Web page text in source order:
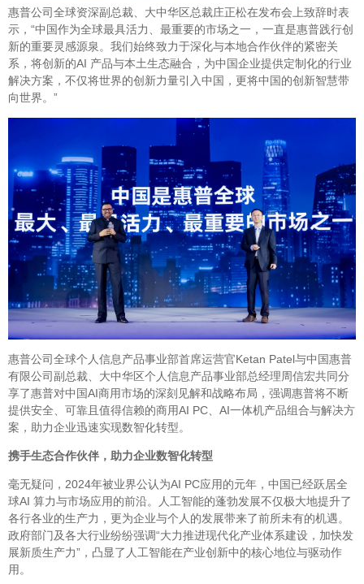
惠普公司全球资深副总裁、大中华区总裁庄正松在发布会上致辞时表
示，“中国作为全球最具活力、最重要的市场之一，一直是惠普践行创
新的重要灵感源泉。我们始终致力于深化与本地合作伙伴的紧密关
系，将创新的AI 产品与本土生态融合，为中国企业提供定制化的行业
解决方案，不仅将世界的创新力量引入中国，更将中国的创新智慧带
向世界。”
惠普公司全球个人信息产品事业部首席运营官Ketan Patel与中国惠普
有限公司副总裁、大中华区个人信息产品事业部总经理周信宏共同分
享了惠普对中国AI商用市场的深刻见解和战略布局，强调惠普将不断
提供安全、可靠且值得信赖的商用AI PC、AI一体机产品组合与解决方
案，助力企业迅速实现数智化转型。
携手生态合作伙伴，助力企业数智化转型
毫无疑问，2024年被业界公认为AI PC应用的元年，中国已经跃居全
球AI 算力与市场应用的前沿。人工智能的蓬勃发展不仅极大地提升了
各行各业的生产力，更为企业与个人的发展带来了前所未有的机遇。
政府部门及各大行业纷纷强调“大力推进现代化产业体系建设，加快发
展新质生产力”，凸显了人工智能在产业创新中的核心地位与驱动作
用。